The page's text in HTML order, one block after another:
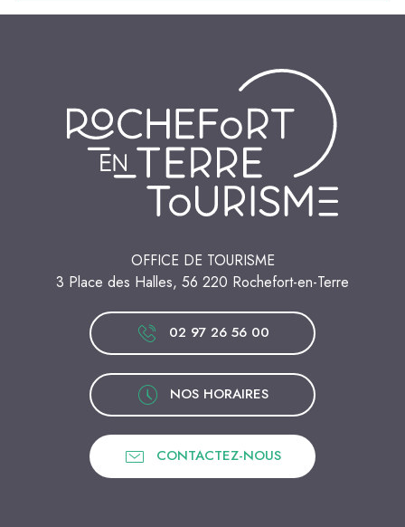
OFFICE DE TOURISME
3 Place des Halles, 56 220 Rochefort-en-Terre
02 97 26 56 00
NOS HORAIRES
CONTACTEZ-NOUS